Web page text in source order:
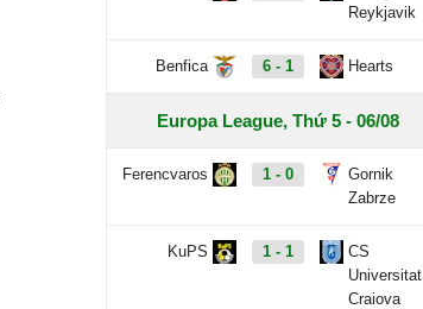
Reykjavik
Benfica 6 - 1 Hearts
Europa League, Thứ 5 - 06/08
Ferencvaros 1 - 0
Gornik
Zabrze
KuPS 1 - 1
CS
Universitat
Craiova